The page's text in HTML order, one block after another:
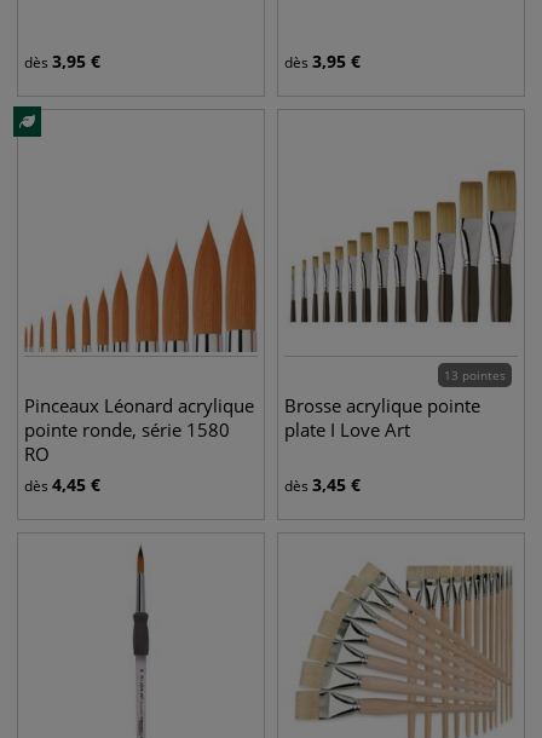
dès 3,95 € dès 3,95 €
Pinceaux Léonard acrylique
pointe ronde, série 1580
RO
dès 4,45 €
13 pointes
Brosse acrylique pointe
plate I Love Art
dès 3,45 €